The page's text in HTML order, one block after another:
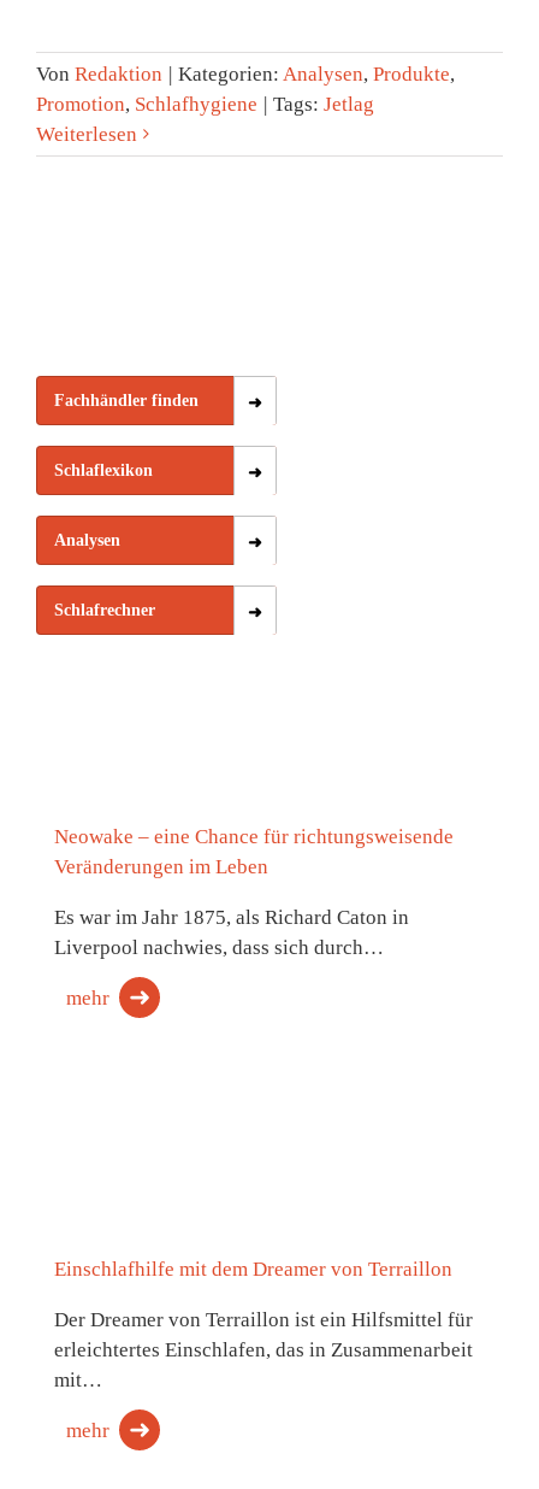
Von Redaktion | Kategorien: Analysen, Produkte,
Promotion, Schlafhygiene | Tags: Jetlag
Weiterlesen
Fachhändler finden
Schlaflexikon
Analysen
Schlafrechner
Neowake – eine Chance für richtungsweisende
Veränderungen im Leben
Es war im Jahr 1875, als Richard Caton in
Liverpool nachwies, dass sich durch…
mehr
Einschlafhilfe mit dem Dreamer von Terraillon
Der Dreamer von Terraillon ist ein Hilfsmittel für
erleichtertes Einschlafen, das in Zusammenarbeit
mit…
mehr